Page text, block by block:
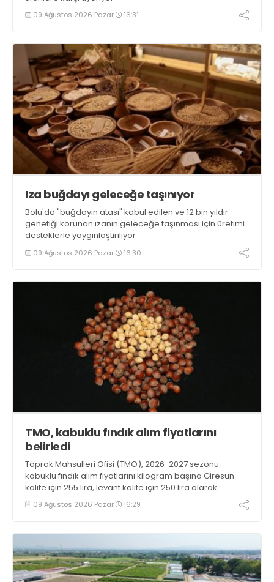
09 Ağustos 2026 Pazar 16:31
Iza buğdayı geleceğe taşınıyor
Bolu'da "buğdayın atası" kabul edilen ve 12 bin yıldır
genetiği korunan ızanın geleceğe taşınması için üretimi
desteklerle yaygınlaştırılıyor
09 Ağustos 2026 Pazar 16:30
TMO, kabuklu fındık alım fiyatlarını
belirledi
Toprak Mahsulleri Ofisi (TMO), 2026-2027 sezonu
kabuklu fındık alım fiyatlarını kilogram başına Giresun
kalite için 255 lira, levant kalite için 250 lira olarak
duyurdu
09 Ağustos 2026 Pazar 16:29